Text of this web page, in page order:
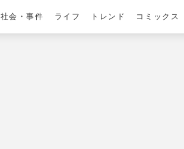
社会・事件 ライフ トレンド コミックス